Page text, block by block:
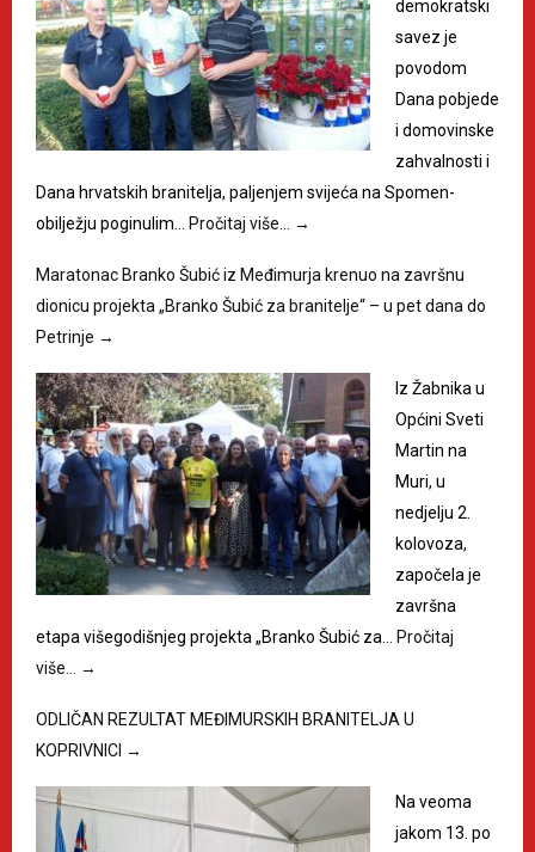
demokratski
savez je
povodom
Dana pobjede
i domovinske
zahvalnosti i
Dana hrvatskih branitelja, paljenjem svijeća na Spomen-
obilježju poginulim…
Pročitaj više… →
Maratonac Branko Šubić iz Međimurja krenuo na završnu
dionicu projekta „Branko Šubić za branitelje“ – u pet dana do
Petrinje →
Iz Žabnika u
Općini Sveti
Martin na
Muri, u
nedjelju 2.
kolovoza,
započela je
završna
etapa višegodišnjeg projekta „Branko Šubić za…
Pročitaj
više…
→
ODLIČAN REZULTAT MEĐIMURSKIH BRANITELJA U
KOPRIVNICI →
Na veoma
jakom 13. po